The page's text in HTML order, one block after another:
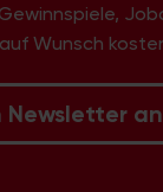
Wunsch